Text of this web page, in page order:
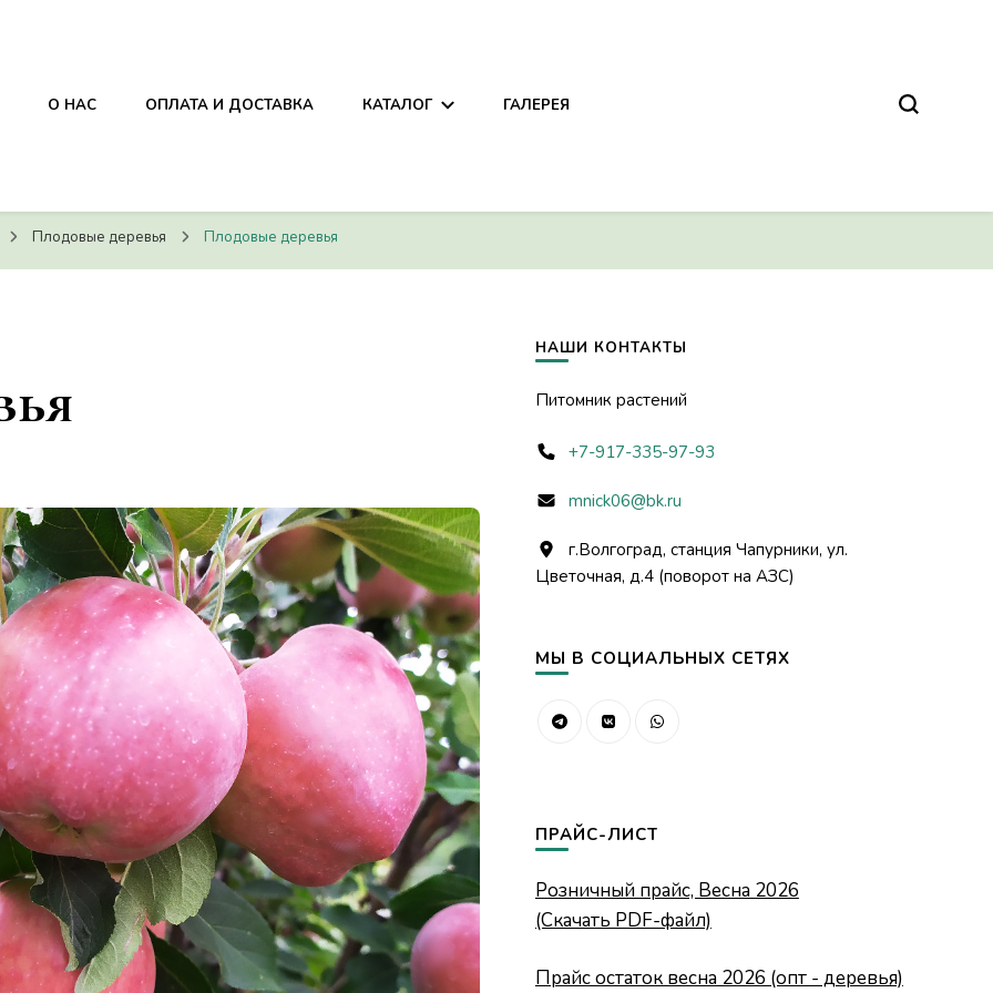
О НАС ОПЛАТА И ДОСТАВКА КАТАЛОГ ГАЛЕРЕЯ
Плодовые деревья Плодовые деревья
НАШИ КОНТАКТЫ
Питомник растений
+7-917-335-97-93
mnick06@bk.ru
г.Волгоград, станция Чапурники, ул.
Цветочная, д.4 (поворот на АЗС)
МЫ В СОЦИАЛЬНЫХ СЕТЯХ
ПРАЙС-ЛИСТ
Розничный прайс, Весна 2026
(Скачать PDF-файл)
Прайс остаток весна 2026 (опт - деревья)